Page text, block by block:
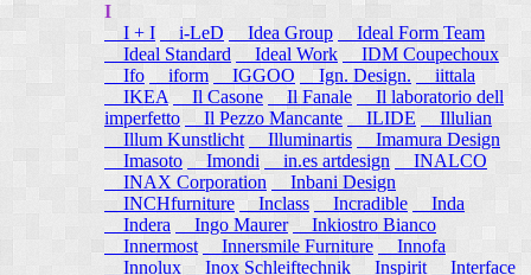
I
I + I
i-LeD Idea Group
Ideal Form Team
Ideal Standard
Ideal Work
IDM Coupechoux
Ifo
iform IGGOO Ign. Design.
iittala
IKEA
Il Casone Il Fanale
Il laboratorio dell
imperfetto
Il Pezzo Mancante ILIDE
Illulian
Illum Kunstlicht
Illuminartis
Imamura Design
Imasoto
Imondi in.es artdesign
INALCO
INAX Corporation
Inbani Design
INCHfurniture
Inclass Incradible
Inda
Indera
Ingo Maurer
Inkiostro Bianco
Innermost
Innersmile Furniture
Innofa
Innolux
Inox Schleiftechnik Inspirit
Interface